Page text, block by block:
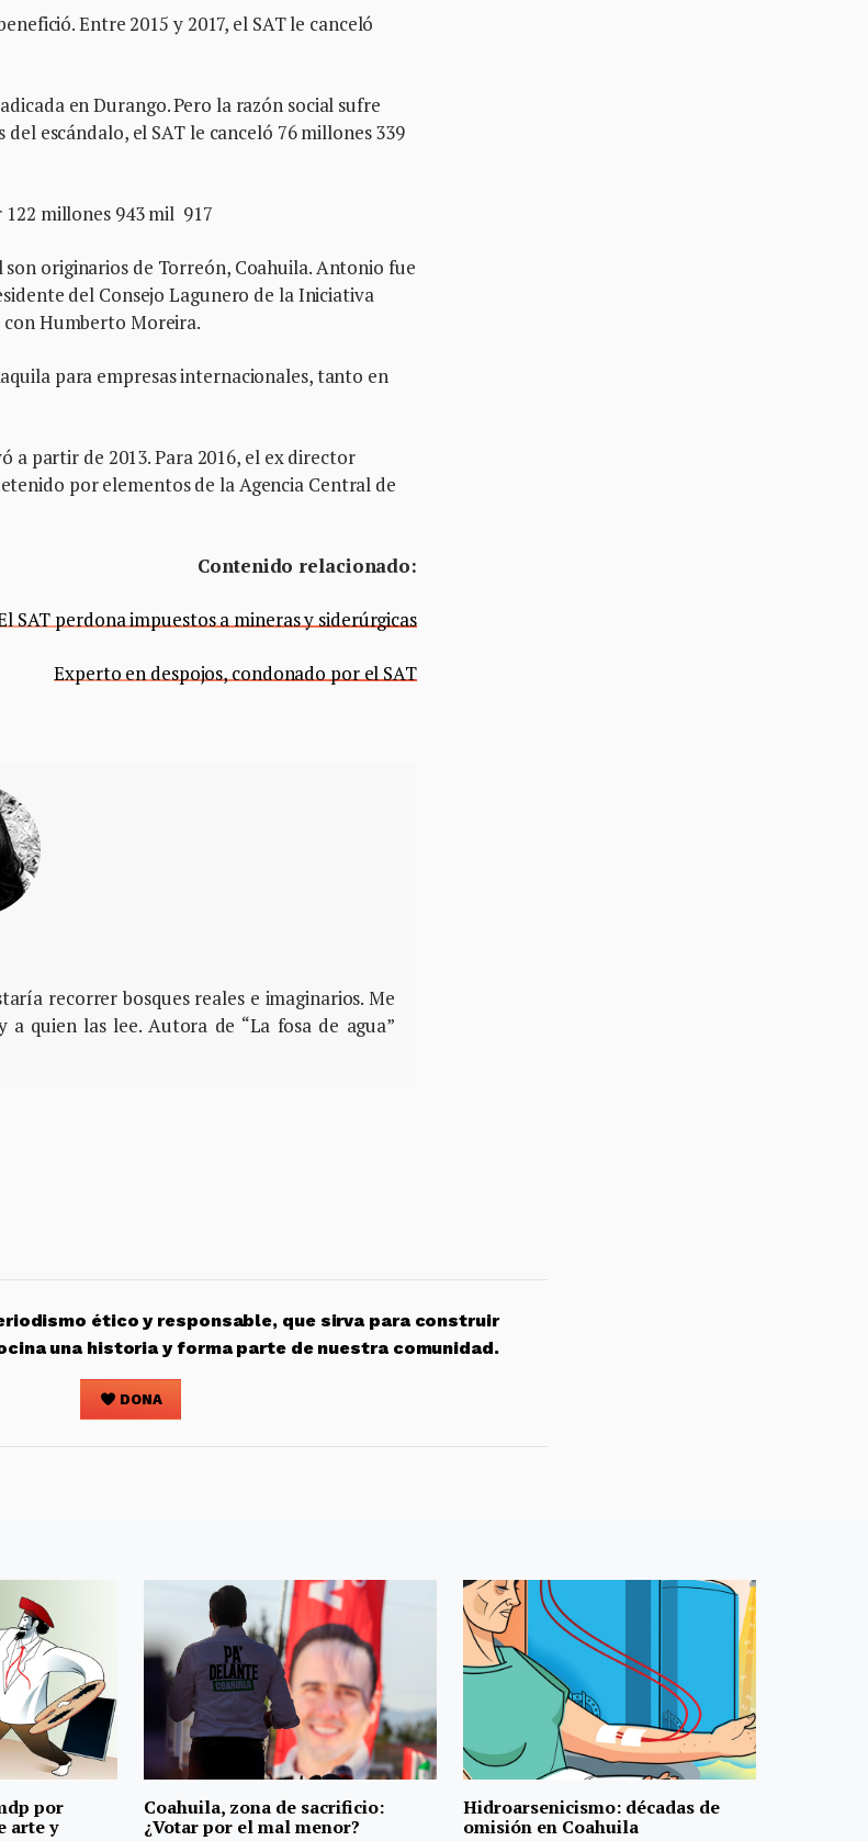
Entre 2015 y 2017, el SAT le canceló
en Durango. Pero la razón social sufre
del escándalo, el SAT le canceló 76 millones 339
millones 943 mil 917
originarios de Torreón, Coahuila. Antonio fue
del Consejo Lagunero de la Iniciativa
con Humberto Moreira.
para empresas internacionales, tanto en
a partir de 2013. Para 2016, el ex director
por elementos de la Agencia Central de
Contenido relacionado:
SAT perdona impuestos a mineras y siderúrgicas
Experto en despojos, condonado por el SAT
recorrer bosques reales e imaginarios. Me
quien las lee. Autora de “La fosa de agua”
ético y responsable, que sirva para construir
una historia y forma parte de nuestra comunidad.
DONA
por
arte y
Coahuila, zona de sacrificio:
¿Votar por el mal menor?
Hidroarsenicismo: décadas de
omisión en Coahuila